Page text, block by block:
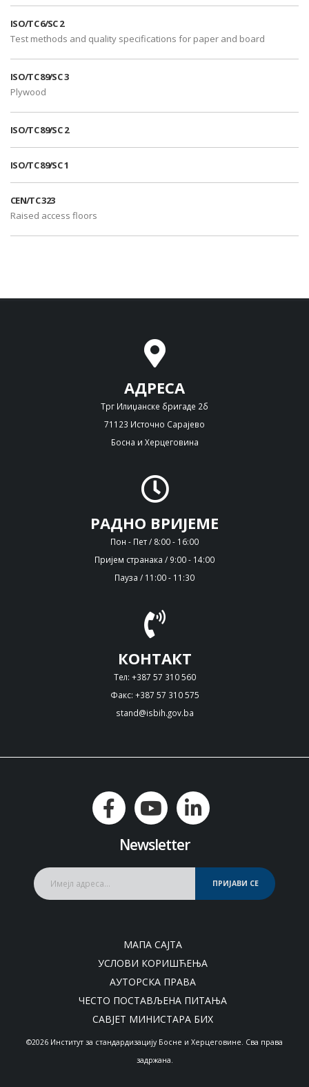
ISO/TC 6/SC 2
Test methods and quality specifications for paper and board
ISO/TC 89/SC 3
Plywood
ISO/TC 89/SC 2
ISO/TC 89/SC 1
CEN/TC 323
Raised access floors
АДРЕСА
Трг Илиџанске бригаде 2б
71123 Источно Сарајево
Босна и Херцеговина
РАДНО ВРИЈЕМЕ
Пон - Пет / 8:00 - 16:00
Пријем странака / 9:00 - 14:00
Пауза / 11:00 - 11:30
КОНТАКТ
Тел: +387 57 310 560
Факс: +387 57 310 575
stand@isbih.gov.ba
Newsletter
ПРИЈАВИ СЕ
МАПА САЈТА
УСЛОВИ КОРИШЋЕЊА
АУТОРСКА ПРАВА
ЧЕСТО ПОСТАВЉЕНА ПИТАЊА
САВЈЕТ МИНИСТАРА БИХ
©2026 Институт за стандардизацију Босне и Херцеговине. Сва права
задржана.